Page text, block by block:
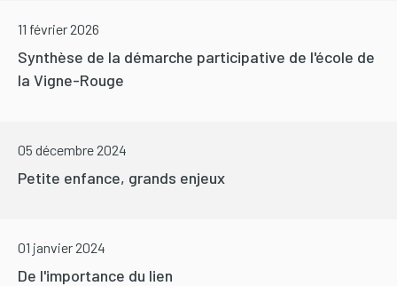
Synthèse de la démarche participative de l'école de
la Vigne-Rouge
11 février 2026
Petite enfance, grands enjeux
05 décembre 2024
De l'importance du lien
01 janvier 2024